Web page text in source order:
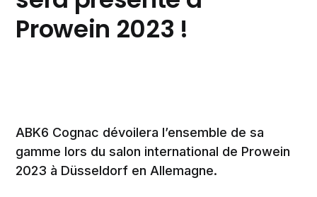
Prowein 2023 !
ABK6 Cognac dévoilera l’ensemble de sa
gamme lors du salon international de Prowein
2023 à Düsseldorf en Allemagne.